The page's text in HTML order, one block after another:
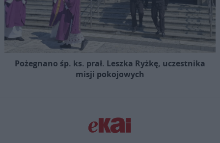
Pożegnano śp. ks. prał. Leszka Ryżkę, uczestnika
misji pokojowych